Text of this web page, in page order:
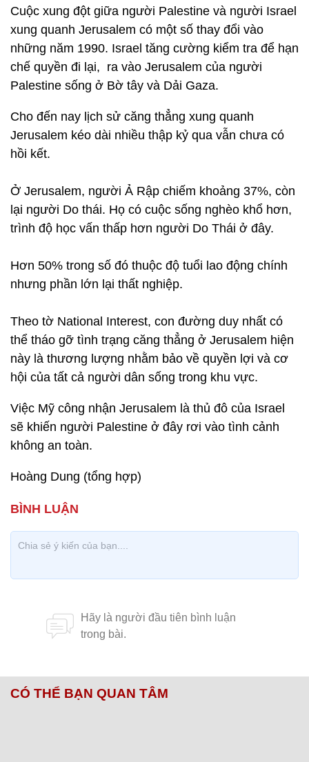
Cuộc xung đột giữa người Palestine và người Israel
xung quanh Jerusalem có một số thay đổi vào
những năm 1990. Israel tăng cường kiểm tra để hạn
chế quyền đi lại, ra vào Jerusalem của người
Palestine sống ở Bờ tây và Dải Gaza.
Cho đến nay lịch sử căng thẳng xung quanh
Jerusalem kéo dài nhiều thập kỷ qua vẫn chưa có
hồi kết.
Ở Jerusalem, người Ả Rập chiếm khoảng 37%, còn
lại người Do thái. Họ có cuộc sống nghèo khổ hơn,
trình độ học vấn thấp hơn người Do Thái ở đây.
Hơn 50% trong số đó thuộc độ tuổi lao động chính
nhưng phần lớn lại thất nghiệp.
Theo tờ National Interest, con đường duy nhất có
thể tháo gỡ tình trạng căng thẳng ở Jerusalem hiện
này là thương lượng nhằm bảo về quyền lợi và cơ
hội của tất cả người dân sống trong khu vực.
Việc Mỹ công nhận Jerusalem là thủ đô của Israel
sẽ khiến người Palestine ở đây rơi vào tình cảnh
không an toàn.
Hoàng Dung (tổng hợp)
CÓ THỂ BẠN QUAN TÂM